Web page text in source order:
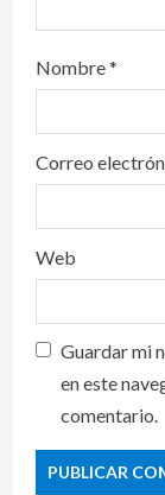
Nombre*
Correo
Web
Guardar mi
en este
comentario.